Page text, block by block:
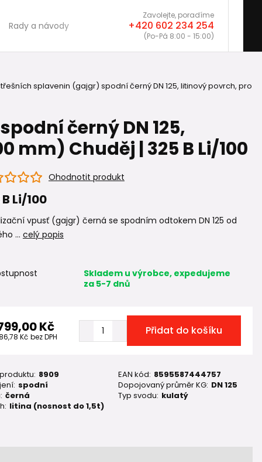
Rady a návody
Zavolejte, poradíme
+420 602 234 254
(Po-Pá 8:00 - 15:00)
splavenin (gajgr) spodní černý DN 125, litinový povrch, pro
černý DN 125,
mm) Chuděj | 325 B Li/100
Ohodnotit produkt
Li/100
vpusť (gajgr) černá se spodním odtokem DN 125 od
... celý popis
Skladem u výrobce, expedujeme
za 5-7 dnů
Kč
Kč bez DPH Přidat do košíku
8909 EAN kód: 8595587444757
spodní Dopojovaný průměr KG: DN 125
černá Typ svodu: kulatý
litina (nosnost do 1,5t)